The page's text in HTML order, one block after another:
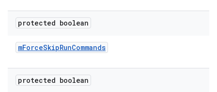
protected boolean
mForceSkipRunCommands
protected boolean